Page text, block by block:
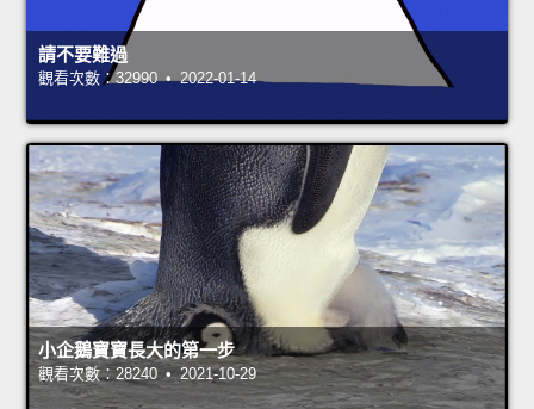
請不要難過
觀看次數：32990 • 2022-01-14
小企鵝寶寶長大的第一步
觀看次數：28240 • 2021-10-29